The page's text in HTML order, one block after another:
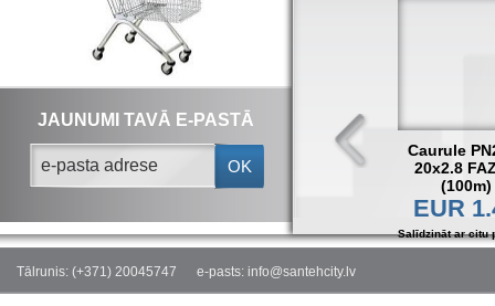
JAUNUMI TAVĀ E-PASTĀ
OK
Caurule PN20 D
25x3.5 FAZER
(80m)
Salīdzināt ar citu preci
Caurule PN20 D
32x4.4 FAZER
(60m)
Salīdzināt ar citu preci
Caurule PN20 D
40x5.5 FAZER
EUR 5.45
Salīdzināt ar citu preci
Tālrunis: (+371) 20045747 e-pasts: info@santehcity.lv